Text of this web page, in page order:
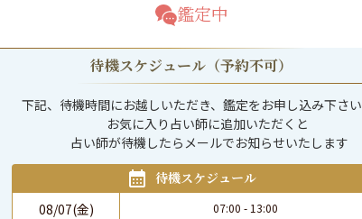
鑑定中
待機スケジュール（予約不可）
下記、待機時間にお越しいただき、鑑定をお申し込み下さい
             占い師が待機したらメールでお知らせいたします
待機スケジュール
08/07(金)
07:00 - 13:00